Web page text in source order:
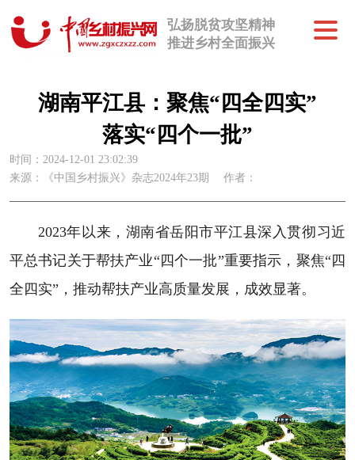
弘扬脱贫攻坚精神
推进乡村全面振兴
湖南平江县：聚焦“四全四实”
落实“四个一批”
时间：2024-12-01 23:02:39
来源：《中国乡村振兴》杂志2024年23期
作者：
2023年以来，湖南省岳阳市平江县深入贯彻习近
平总书记关于帮扶产业“四个一批”重要指示，聚焦“四
全四实”，推动帮扶产业高质量发展，成效显著。